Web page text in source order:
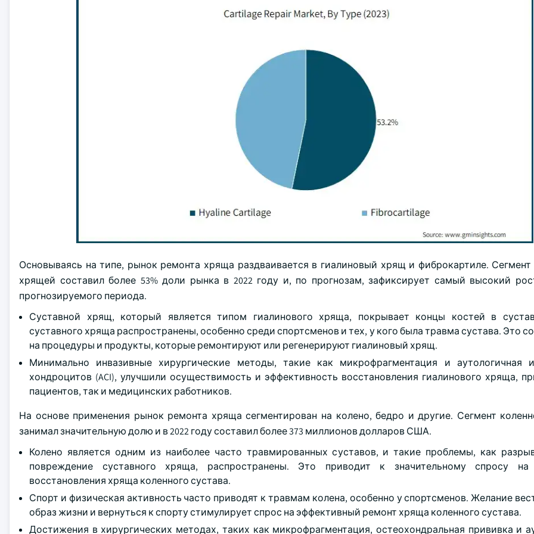
Основываясь на типе, рынок ремонта хряща раздваивается в гиалиновый хрящ и фиброкартиле. Сегмент
хрящей составил более 53% доли рынка в 2022 году и, по прогнозам, зафиксирует самый высокий
прогнозируемого периода.
Суставной хрящ, который является типом гиалинового хряща, покрывает концы костей в
суставного хряща распространены, особенно среди спортсменов и тех, у кого была травма сустава. Это
на процедуры и продукты, которые ремонтируют или регенерируют гиалиновый хрящ.
Минимально инвазивные хирургические методы, такие как микрофрагментация и аутологичная
хондроцитов (ACI), улучшили осуществимость и эффективность восстановления гиалинового хряща,
пациентов, так и медицинских работников.
На основе применения рынок ремонта хряща сегментирован на колено, бедро и другие. Сегмент
занимал значительную долю и в 2022 году составил более 373 миллионов долларов США.
Колено является одним из наиболее часто травмированных суставов, и такие проблемы, как
повреждение суставного хряща, распространены. Это приводит к значительному спросу на
восстановления хряща коленного сустава.
Спорт и физическая активность часто приводят к травмам колена, особенно у спортсменов. Желание
образ жизни и вернуться к спорту стимулирует спрос на эффективный ремонт хряща коленного сустава.
Достижения в хирургических методах, таких как микрофрагментация, остеохондральная прививка и